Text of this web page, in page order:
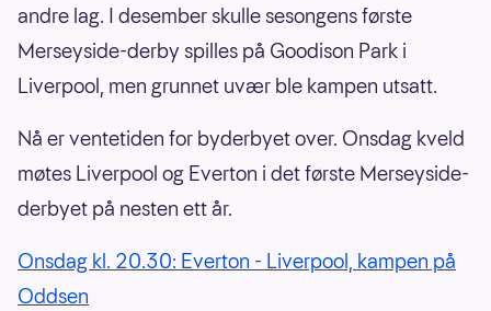
andre lag. I desember skulle sesongens første
Merseyside-derby spilles på Goodison Park i
Liverpool, men grunnet uvær ble kampen utsatt.
Nå er ventetiden for byderbyet over. Onsdag kveld
møtes Liverpool og Everton i det første Merseyside-
derbyet på nesten ett år.
Onsdag kl. 20.30: Everton - Liverpool, kampen på
Oddsen